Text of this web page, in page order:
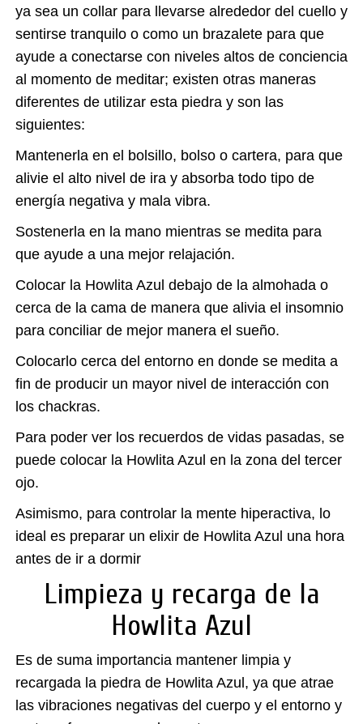
ya sea un collar para llevarse alrededor del cuello y
sentirse tranquilo o como un brazalete para que
ayude a conectarse con niveles altos de conciencia
al momento de meditar; existen otras maneras
diferentes de utilizar esta piedra y son las
siguientes:
Mantenerla en el bolsillo, bolso o cartera, para que
alivie el alto nivel de ira y absorba todo tipo de
energía negativa y mala vibra.
Sostenerla en la mano mientras se medita para
que ayude a una mejor relajación.
Colocar la Howlita Azul debajo de la almohada o
cerca de la cama de manera que alivia el insomnio
para conciliar de mejor manera el sueño.
Colocarlo cerca del entorno en donde se medita a
fin de producir un mayor nivel de interacción con
los chackras.
Para poder ver los recuerdos de vidas pasadas, se
puede colocar la Howlita Azul en la zona del tercer
ojo.
Asimismo, para controlar la mente hiperactiva, lo
ideal es preparar un elixir de Howlita Azul una hora
antes de ir a dormir
Limpieza y recarga de la
Howlita Azul
Es de suma importancia mantener limpia y
recargada la piedra de Howlita Azul , ya que atrae
las vibraciones negativas del cuerpo y el entorno y